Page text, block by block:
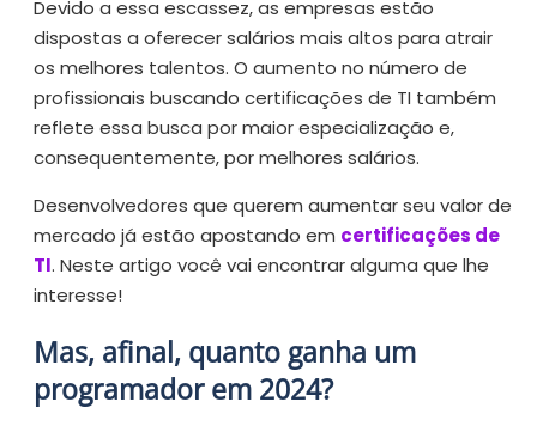
Devido a essa escassez, as empresas estão
dispostas a oferecer salários mais altos para atrair
os melhores talentos. O aumento no número de
profissionais buscando certificações de TI também
reflete essa busca por maior especialização e,
consequentemente, por melhores salários.
Desenvolvedores que querem aumentar seu valor de
mercado já estão apostando em certificações de
TI. Neste artigo você vai encontrar alguma que lhe
interesse!
Mas, afinal, quanto ganha um
programador em 2024?